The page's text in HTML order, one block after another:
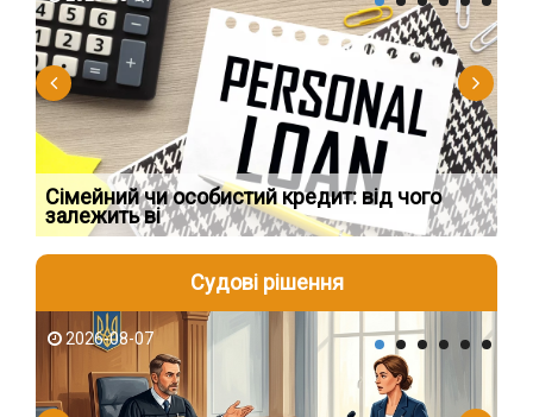
Сімейний чи особистий кредит: від чого
залежить ві
Судові рішення
2026-08-07